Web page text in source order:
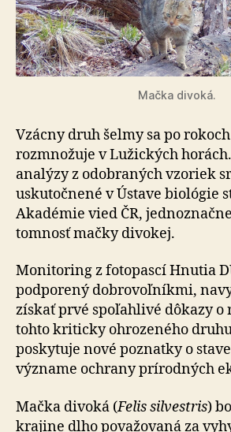
Mačka divoká.
Vzácny druh šelmy sa po
roz­mno­žu­je v Lužických
analýzy z odobraných vzoriek
uskutočnené v Ústave biológie
Akadémie vied ČR,
tom­nosť mačky divokej.
Monitoring z fotopascí Hnutia
podporený dobrovoľníkmi,
získať prvé spoľahlivé dôkazy
tohto kriticky ohrozeného
poskytuje nové poznatky o
význame ochrany prírodných
Mačka divoká (Felis silvestris)
krajine dlho považovaná za